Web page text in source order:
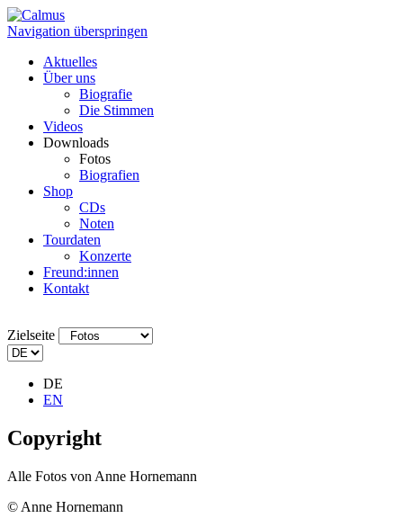
Navigation überspringen
Aktuelles
Über uns
Biografie
Die Stimmen
Videos
Downloads
Fotos
Biografien
Shop
CDs
Noten
Tourdaten
Konzerte
Freund:innen
Kontakt
Zielseite
DE
EN
Copyright
Alle Fotos von Anne Hornemann
© Anne Hornemann